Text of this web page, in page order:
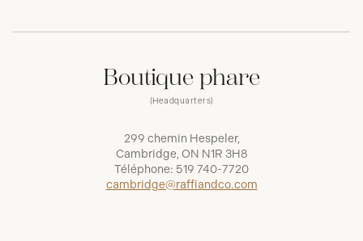
Boutique phare
(Headquarters)
299 chemin Hespeler,
Cambridge, ON N1R 3H8
Téléphone: 519 740-7720
cambridge@raffiandco.com